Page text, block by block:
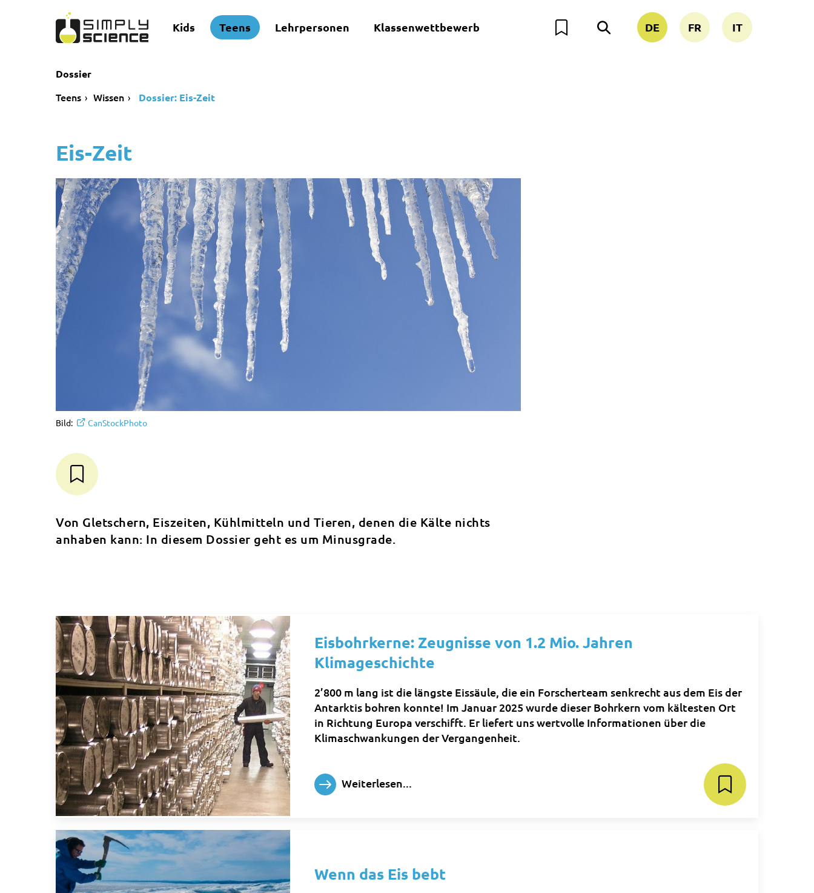
Kids Teens Lehrpersonen Klassenwettbewerb DE FR IT
Dossier
Teens Wissen Dossier: Eis-Zeit
Eis-Zeit
Bild: CanStockPhoto
Von Gletschern, Eiszeiten, Kühlmitteln und Tieren, denen die Kälte nichts
anhaben kann: In diesem Dossier geht es um Minusgrade.
Eisbohrkerne: Zeugnisse von 1.2 Mio. Jahren
Klimageschichte
2’800 m lang ist die längste Eissäule, die ein Forscherteam senkrecht aus dem Eis der
Antarktis bohren konnte! Im Januar 2025 wurde dieser Bohrkern vom kältesten Ort
in Richtung Europa verschifft. Er liefert uns wertvolle Informationen über die
Klimaschwankungen der Vergangenheit.
Weiterlesen...
Wenn das Eis bebt